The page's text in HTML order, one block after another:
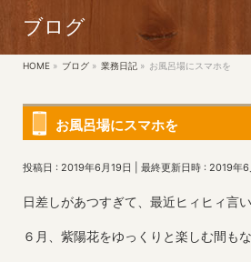
ブログ
HOME » ブログ » 業務日記 » お風呂場にスマホを
お風呂場にスマホを
投稿日 : 2019年6月19日 最終更新日時 : 2019年6
日差しがあつすぎて、最近ヒィヒィ言
６月、紫陽花をゆっくりと楽しむ間も